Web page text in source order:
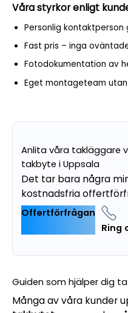
Våra styrkor enligt
Personlig
Fast pris – inga
Fotodokumentation av
Eget montageteam
Anlita våra takläggare
takbyte i Uppsala
Det tar bara några
kostnadsfria
Offertförfrågan
Ring
Guiden som hjälper dig
Många av våra kunder